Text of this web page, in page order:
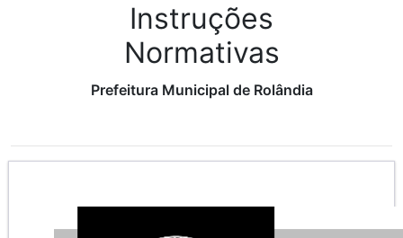
Instruções
Normativas
Prefeitura Municipal de Rolândia